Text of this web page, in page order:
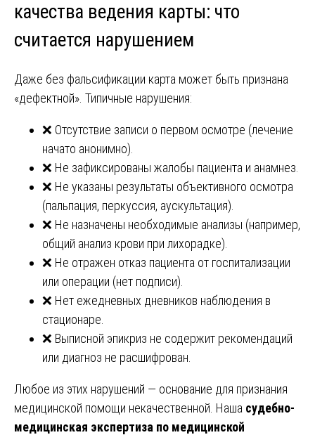
качества ведения карты: что
считается нарушением
Даже без фальсификации карта может быть признана
«дефектной». Типичные нарушения:
❌ Отсутствие записи о первом осмотре (лечение
начато анонимно).
❌ Не зафиксированы жалобы пациента и анамнез.
❌ Не указаны результаты объективного осмотра
(пальпация, перкуссия, аускультация).
❌ Не назначены необходимые анализы (например,
общий анализ крови при лихорадке).
❌ Не отражен отказ пациента от госпитализации
или операции (нет подписи).
❌ Нет ежедневных дневников наблюдения в
стационаре.
❌ Выписной эпикриз не содержит рекомендаций
или диагноз не расшифрован.
Любое из этих нарушений — основание для признания
медицинской помощи некачественной. Наша судебно-
медицинская экспертиза по медицинской